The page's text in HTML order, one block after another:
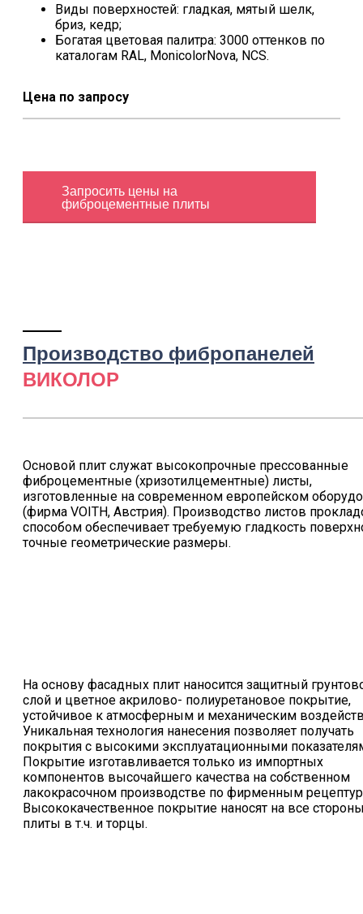
Виды поверхностей: гладкая, мятый шелк,
бриз, кедр;
Богатая цветовая палитра: 3000 оттенков по
каталогам RAL, MonicolorNova, NCS.
Цена по запросу
Запросить цены на
фиброцементные плиты
Производство фибропанелей
ВИКОЛОР
Основой плит служат высокопрочные прессованные
фиброцементные (хризотилцементные) листы,
изготовленные на современном европейском
(фирма VOITH, Австрия). Производство листов
способом обеспечивает требуемую гладкость
точные геометрические размеры.
На основу фасадных плит наносится защитный
слой и цветное акрилово- полиуретановое покрытие,
устойчивое к атмосферным и механическим
Уникальная технология нанесения позволяет получать
покрытия с высокими эксплуатационными
Покрытие изготавливается только из импортных
компонентов высочайшего качества на собственном
лакокрасочном производстве по фирменным
Высококачественное покрытие наносят на все
плиты в т.ч. и торцы.